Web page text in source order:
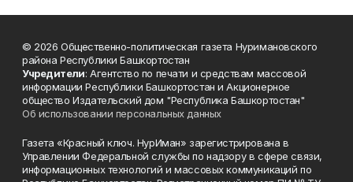
© 2026 Общественно-политическая газета Нуримановского
района Республики Башкортостан
Учредители: Агентство по печати и средствам массовой
информации Республики Башкортостан и Акционерное
общество Издательский дом "Республика Башкортостан"
Об использовании персональных данных
Газета «Красный ключ. НурИман» зарегистрирована в
Управлении Федеральной службы по надзору в сфере связи,
информационных технологий и массовых коммуникаций по